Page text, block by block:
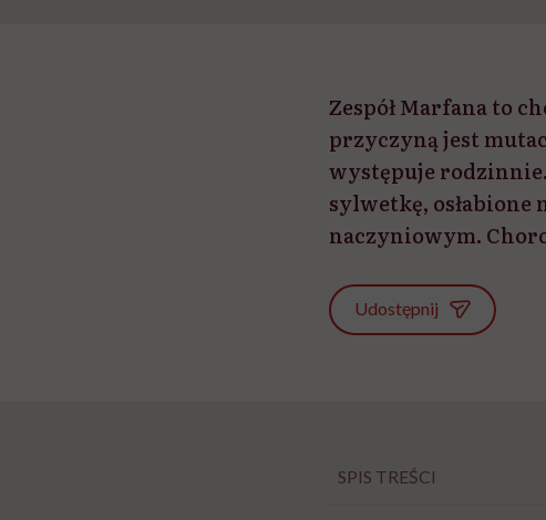
Zespół Marfana to
przyczyną jest
występuje
sylwetkę, osłabione
naczyniowym.
Udostępnij
SPIS TREŚCI